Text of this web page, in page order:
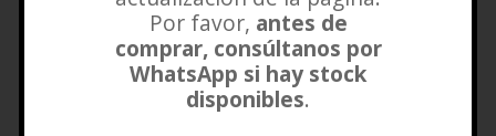
Añadir a lista de deseos
Por favor, antes de
comprar, consúltanos por
WhatsApp si hay stock
disponibles.